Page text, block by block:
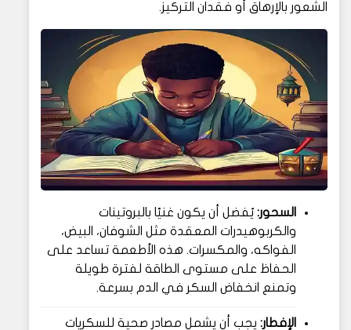
الشعور بالإرهاق أو فقدان التركيز.
السحور: يُفضل أن يكون غنيًا بالبروتينات
والكربوهيدرات المعقدة مثل الشوفان، البيض،
الفواكه، والمكسرات. هذه الأطعمة تساعد على
الحفاظ على مستوى الطاقة لفترة طويلة
وتمنع انخفاض السكر في الدم بسرعة.
الإفطار: يجب أن يشمل مصادر صحية للسكريات